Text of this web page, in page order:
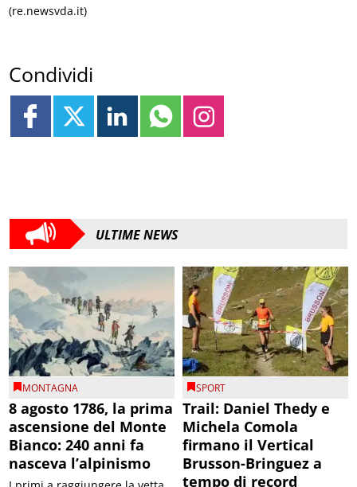
(re.newsvda.it)
Condividi
ULTIME NEWS
MONTAGNA
8 agosto 1786, la prima
ascensione del Monte
Bianco: 240 anni fa
nasceva l’alpinismo
SPORT
Trail: Daniel Thedy e
Michela Comola
firmano il Vertical
Brusson-Bringuez a
tempo di record